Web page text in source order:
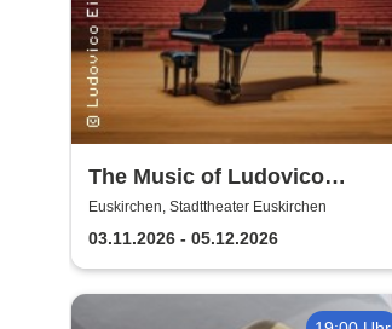
The Music of Ludovico
Einaudi: Tribute-
Klavierkonzert - Ludovico
Einaudi Tribute bei
Kerzenschein
Euskirchen, Stadttheater Euskirchen
03.11.2026 - 05.12.2026